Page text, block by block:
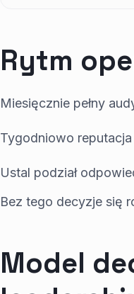
Rytm
Miesięcznie pełny
Tygodniowo
Ustal podział
Bez tego decyzje się
Model